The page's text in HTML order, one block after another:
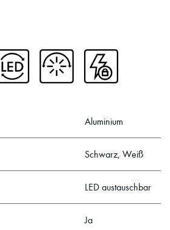
Aluminium
Schwarz, Weiß
LED austauschbar
Ja